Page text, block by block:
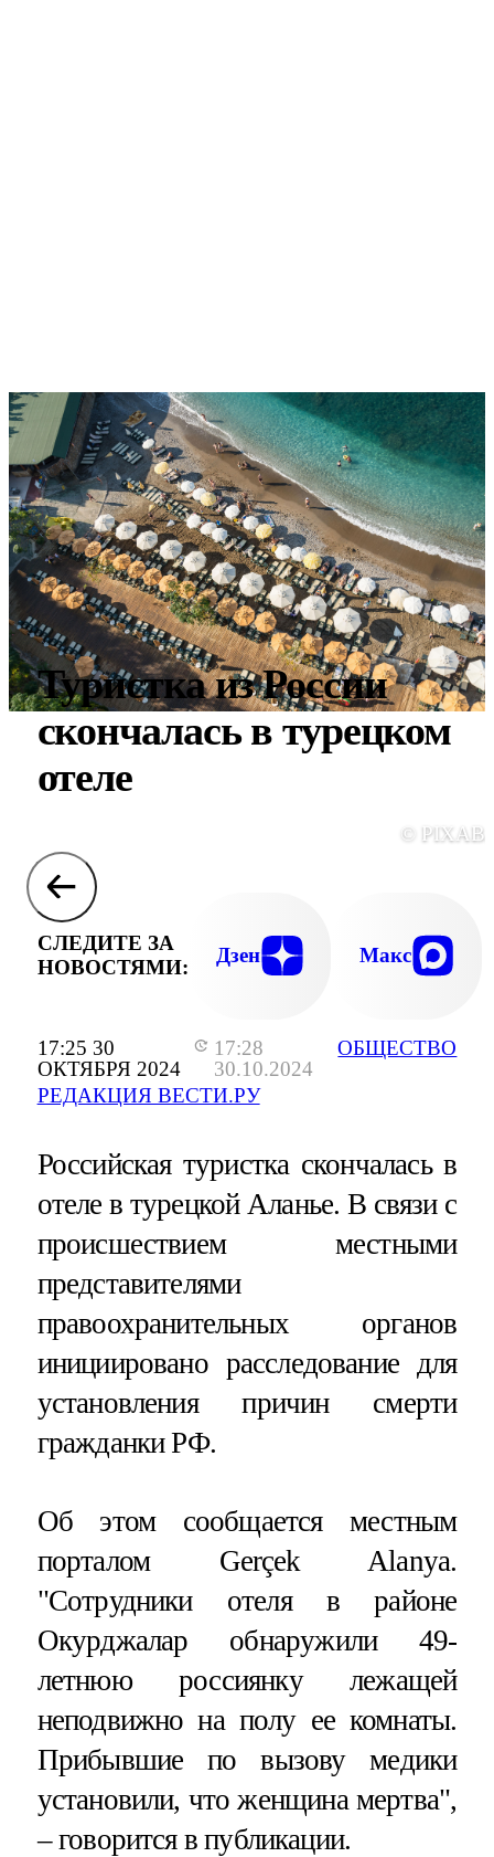
17:25 30
ОКТЯБРЯ 2024
17:28
30.10.2024
РЕДАКЦИЯ ВЕСТИ.РУ
ОБЩЕСТВО
Туристка из России
скончалась в турецком
отеле
©
СЛЕДИТЕ ЗА
НОВОСТЯМИ:
Дзен Макс
Российская туристка скончалась в
отеле в турецкой Аланье. В связи с
происшествием местными
представителями
правоохранительных органов
инициировано расследование для
установления причин смерти
гражданки РФ.
Об этом сообщается местным
порталом Gerçek Alanya.
"Сотрудники отеля в районе
Окурджалар обнаружили 49-
летнюю россиянку лежащей
неподвижно на полу ее комнаты.
Прибывшие по вызову медики
установили, что женщина мертва",
– говорится в публикации.